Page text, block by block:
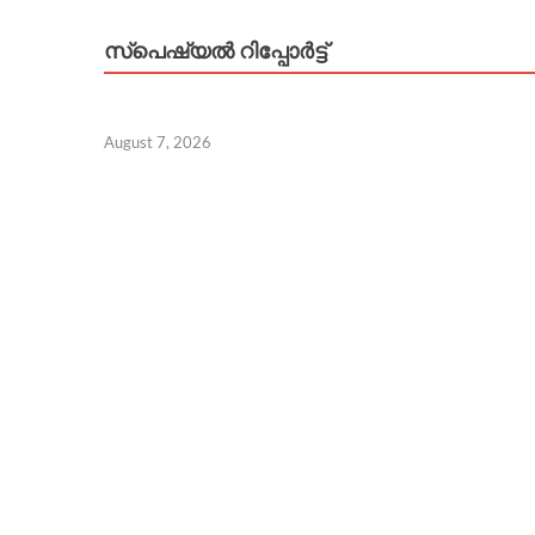
സ്പെഷ്യൽ റിപ്പോര്‍ട്ട്
August 7, 2026